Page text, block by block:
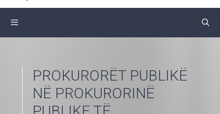
PROKURORËT PUBLIKË
NË PROKURORINË